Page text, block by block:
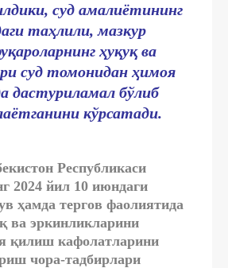
суд амалиётининг
таҳлили, мазкур
ҳуқуқ ва
суд томонидан ҳимоя
дастуриламал бўлиб
кўрсатади.
Республикаси
2024 йил 10 июндаги
ҳамда тергов фаолиятида
ва эркинликларини
қилиш кафолатларини
чора-тадбирлари